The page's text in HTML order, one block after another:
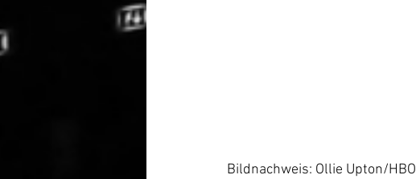
Bildnachweis: Ollie Upton/HBO